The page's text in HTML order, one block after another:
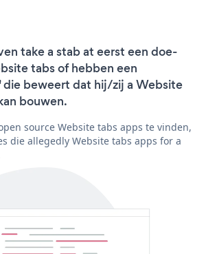
take a stab at eerst een doe-
tabs of hebben een
beweert dat hij/zij a Website
bouwen.
source Website tabs apps te vinden,
die allegedly Website tabs apps for a